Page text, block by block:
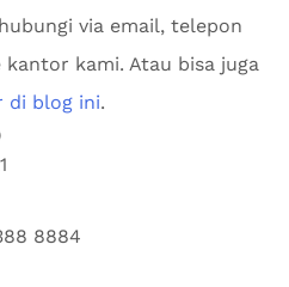
via email, telepon
kami. Atau bisa juga
di blog ini.
8884